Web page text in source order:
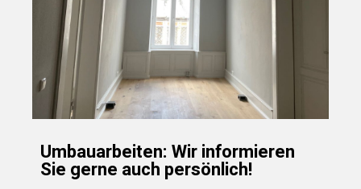
Umbauarbeiten: Wir informieren
Sie gerne auch persönlich!